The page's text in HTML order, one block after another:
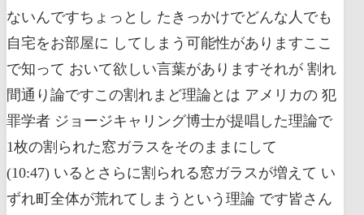
ないんですちょっとし たきっかけでどんな人でも
自宅をお部屋に してしまう可能性がありますここ
で知って おいて欲しい言葉がありますそれが 割れ
間通り論ですこの割れまど理論とは アメリカの 犯
罪学者 ジョージキャリング博士が提唱した理論で
1枚の割られた窓ガラスをそのままにして
(10:47) いるとさらに割られる窓ガラスが増えて い
ずれ町全体が荒れてしまうという理論 です皆さん